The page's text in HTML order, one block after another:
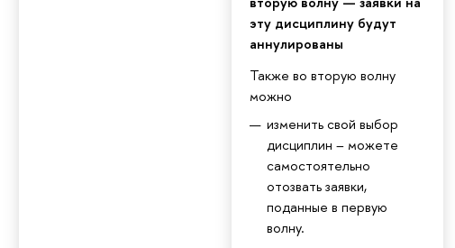
эту дисциплину будут
аннулированы
Также во вторую волну
можно
изменить свой выбор
дисциплин – можете
самостоятельно
отозвать заявки,
поданные в первую
волну.